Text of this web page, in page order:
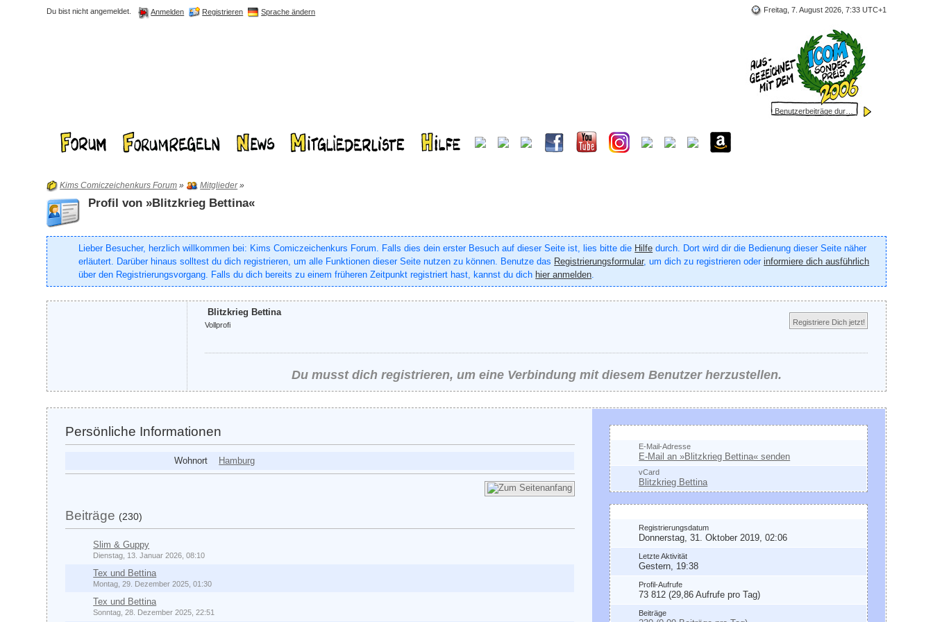
Freitag, 7. August 2026, 7:33 UTC+1
Du bist nicht angemeldet. Anmelden Registrieren Sprache ändern
Kims Comiczeichenkurs Forum » Mitglieder»
Profil von »Blitzkrieg Bettina«
Lieber Besucher, herzlich willkommen bei: Kims Comiczeichenkurs Forum. Falls dies dein erster Besuch auf dieser Seite ist, lies bitte die Hilfe durch. Dort wird dir die Bedienung dieser Seite näher
erläutert. Darüber hinaus solltest du dich registrieren, um alle Funktionen dieser Seite nutzen zu können. Benutze das Registrierungsformular, um dich zu registrieren oderinformiere dich ausführlich
über den Registrierungsvorgang. Falls du dich bereits zu einem früheren Zeitpunkt registriert hast, kannst du dich hier anmelden.
Blitzkrieg Bettina
Vollprofi Registriere Dich jetzt!
Du musst dich registrieren, um eine Verbindung mit diesem Benutzer herzustellen.
Persönliche Informationen
Wohnort Hamburg
Beiträge (230)
Slim & Guppy
Dienstag, 13. Januar 2026, 08:10
Tex und Bettina
Montag, 29. Dezember 2025, 01:30
Tex und Bettina
Sonntag, 28. Dezember 2025, 22:51
E-Mail-Adresse
E-Mail an »Blitzkrieg Bettina« senden
vCard
Blitzkrieg Bettina
Registrierungsdatum
Donnerstag, 31. Oktober 2019, 02:06
Letzte Aktivität
Gestern, 19:38
Profil-Aufrufe
73 812 (29,86 Aufrufe pro Tag)
Beiträge